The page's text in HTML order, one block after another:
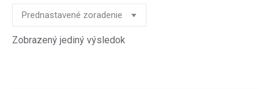
Zobrazený jediný výsledok